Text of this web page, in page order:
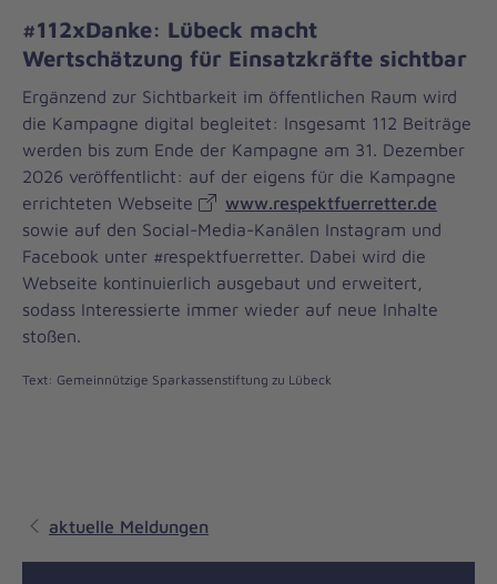
#112xDanke: Lübeck macht
Wertschätzung für Einsatzkräfte sichtbar
Ergänzend zur Sichtbarkeit im öffentlichen Raum wird
die Kampagne digital begleitet: Insgesamt 112 Beiträge
werden bis zum Ende der Kampagne am 31. Dezember
2026 veröffentlicht: auf der eigens für die Kampagne
errichteten Webseite
www.respektfuerretter.de
sowie auf den Social-Media-Kanälen Instagram und
Facebook unter #respektfuerretter. Dabei wird die
Webseite kontinuierlich ausgebaut und erweitert,
sodass Interessierte immer wieder auf neue Inhalte
stoßen.
Text: Gemeinnützige Sparkassenstiftung zu Lübeck
aktuelle Meldungen